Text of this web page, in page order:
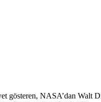
gösteren, NASA’dan